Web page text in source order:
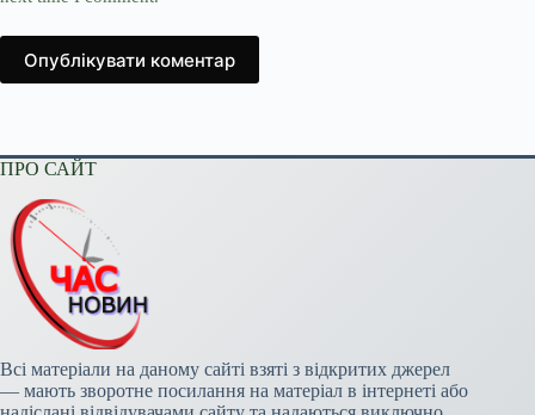
Опублікувати коментар
ПРО САЙТ
Всі матеріали на даному сайті взяті з відкритих джерел
— мають зворотне посилання на матеріал в інтернеті або